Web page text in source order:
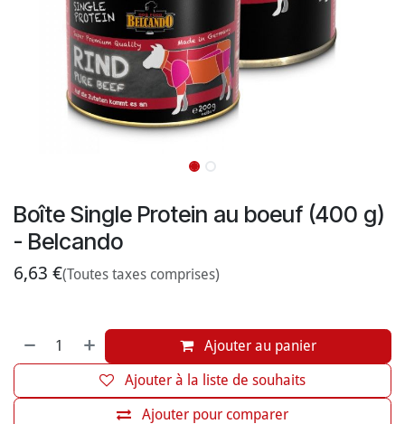
Boîte Single Protein au boeuf (400 g)
- Belcando
6,63 €(Toutes taxes comprises)
Ajouter au panier
Ajouter pour comparer
Ajouter à la liste de souhaits